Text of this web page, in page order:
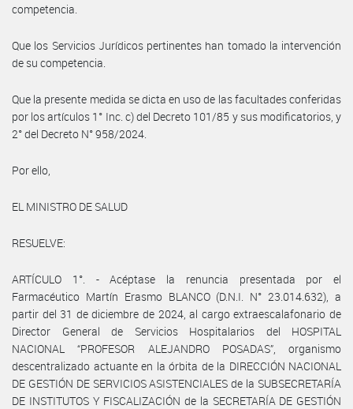
competencia.
Que los Servicios Jurídicos pertinentes han tomado la intervención
de su competencia.
Que la presente medida se dicta en uso de las facultades conferidas
por los artículos 1° Inc. c) del Decreto 101/85 y sus modificatorios, y
2° del Decreto N° 958/2024.
Por ello,
EL MINISTRO DE SALUD
RESUELVE:
ARTÍCULO 1°. - Acéptase la renuncia presentada por el
Farmacéutico Martín Erasmo BLANCO (D.N.I. N° 23.014.632), a
partir del 31 de diciembre de 2024, al cargo extraescalafonario de
Director General de Servicios Hospitalarios del HOSPITAL
NACIONAL “PROFESOR ALEJANDRO POSADAS”, organismo
descentralizado actuante en la órbita de la DIRECCIÓN NACIONAL
DE GESTIÓN DE SERVICIOS ASISTENCIALES de la SUBSECRETARÍA
DE INSTITUTOS Y FISCALIZACIÓN de la SECRETARÍA DE GESTIÓN